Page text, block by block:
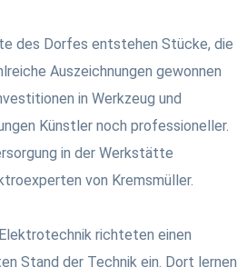
des Dorfes entstehen Stücke, die
Auszeichnungen gewonnen
in Werkzeug und
Künstler noch professioneller.
in der Werkstätte
von Kremsmüller.
richteten einen
Stand der Technik ein. Dort lernen